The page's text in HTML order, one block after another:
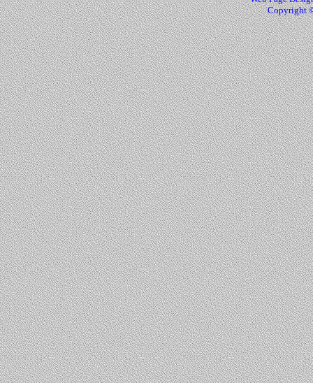
Copyright